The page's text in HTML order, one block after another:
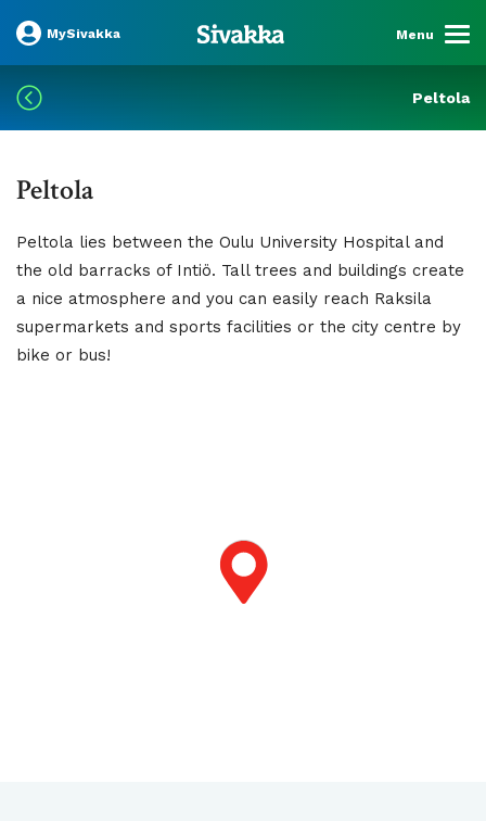
MySivakka Menu
Peltola
Peltola
Peltola lies between the Oulu University Hospital and
the old barracks of Intiö. Tall trees and buildings create
a nice atmosphere and you can easily reach Raksila
supermarkets and sports facilities or the city centre by
bike or bus!